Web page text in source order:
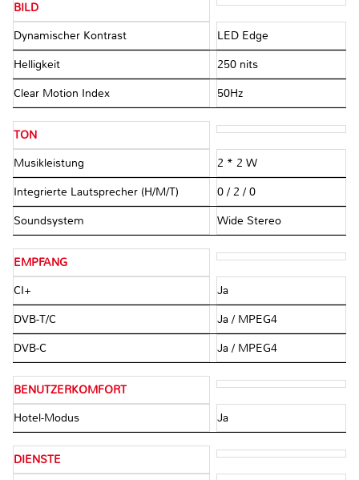
BILD
Dynamischer Kontrast LED Edge
Helligkeit 250 nits
Clear Motion Index 50Hz
TON
Musikleistung 2 * 2 W
Integrierte Lautsprecher (H/M/T) 0 / 2 / 0
Soundsystem Wide Stereo
EMPFANG
CI+ Ja
DVB-T/C Ja / MPEG4
DVB-C Ja / MPEG4
BENUTZERKOMFORT
Hotel-Modus Ja
DIENSTE